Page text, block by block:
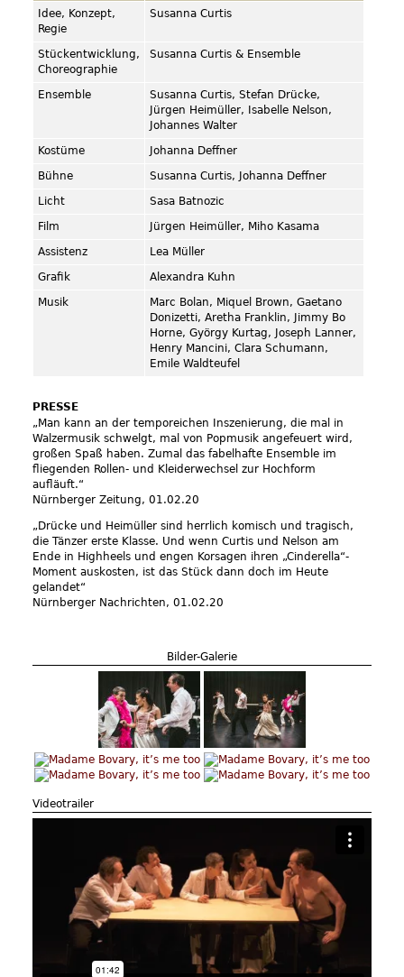
Idee, Konzept,
Regie
Susanna Curtis
Stückentwicklung,
Choreographie
Susanna Curtis & Ensemble
Ensemble
Susanna Curtis, Stefan Drücke,
Jürgen Heimüller, Isabelle Nelson,
Johannes Walter
Kostüme
Johanna Deffner
Bühne
Susanna Curtis, Johanna Deffner
Licht
Sasa Batnozic
Film
Jürgen Heimüller, Miho Kasama
Assistenz
Lea Müller
Grafik
Alexandra Kuhn
Musik
Marc Bolan, Miquel Brown, Gaetano
Donizetti, Aretha Franklin, Jimmy Bo
Horne, György Kurtag, Joseph Lanner,
Henry Mancini, Clara Schumann,
Emile Waldteufel
PRESSE
„Man kann an der temporeichen Inszenierung, die mal in
Walzermusik schwelgt, mal von Popmusik angefeuert wird,
großen Spaß haben. Zumal das fabelhafte Ensemble im
fliegenden Rollen- und Kleiderwechsel zur Hochform
aufläuft.“
Nürnberger Zeitung, 01.02.20
„Drücke und Heimüller sind herrlich komisch und tragisch,
die Tänzer erste Klasse. Und wenn Curtis und Nelson am
Ende in Highheels und engen Korsagen ihren „Cinderella“-
Moment auskosten, ist das Stück dann doch im Heute
gelandet“
Nürnberger Nachrichten, 01.02.20
Bilder-Galerie
Videotrailer